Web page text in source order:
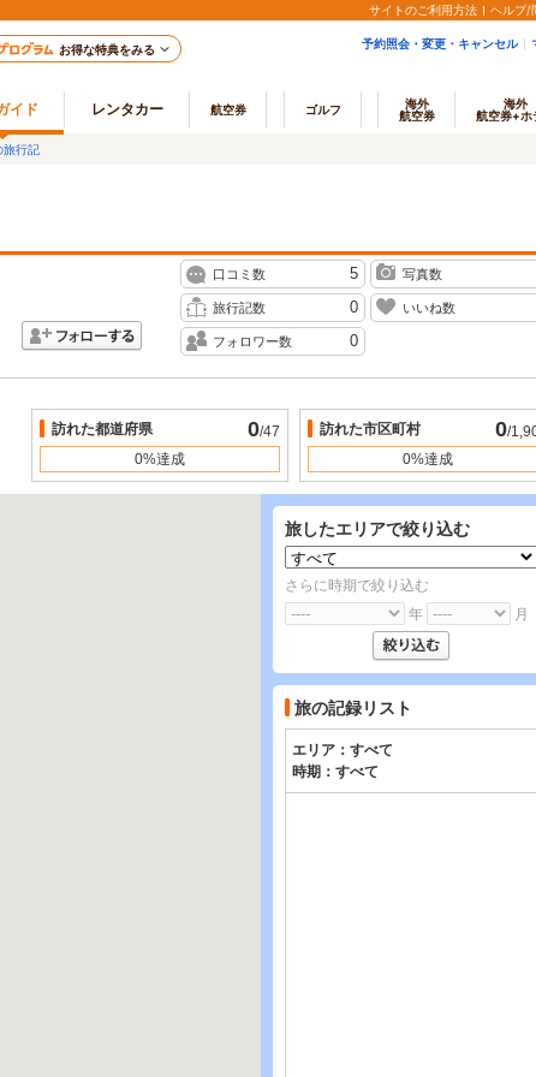
サイトのご利用方法 ヘルプ/
お得な特典をみる 予約照会・変更・キャンセル
イド レンタカー 航空券 ゴルフ
海外
航空券
海外
航空券+ホ
旅行記
口コミ数 5 写真数
旅行記数 0 いいね数
フォロワー数 0
訪れた都道府県 0/47
0%達成
訪れた市区町村 0/
0%達成
旅したエリアで絞り込む
さらに時期で絞り込む
年
月
旅の記録リスト
エリア： すべて
時期： すべて